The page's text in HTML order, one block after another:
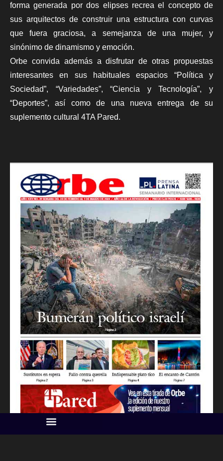
forma generada por dos elipses recrea el concepto de
sus arquitectos de construir una estructura con curvas
que fuera graciosa, a semejanza de una mujer, y
sinónimo de dinamismo y emoción.
Orbe convida además a disfrutar de otras propuestas
interesantes en sus habituales espacios “Política y
Sociedad”, “Variedades”, “Ciencia y Tecnología”, y
“Deportes”, así como de una nueva entrega de su
suplemento cultural 4TA Pared.